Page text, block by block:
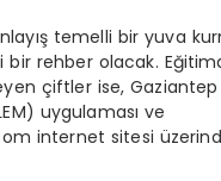
temelli bir yuva
rehber olacak.
çiftler ise, Gaziantep
uygulaması ve
internet sitesi